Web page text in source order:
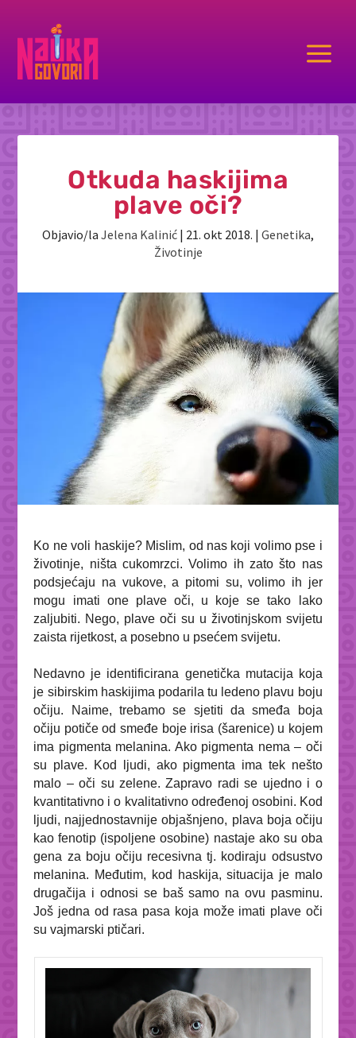
a
Otkuda haskijima
plave oči?
Objavio/la Jelena Kalinić | 21. okt 2018. | Genetika,
Životinje
Ko ne voli haskije? Mislim, od nas koji volimo pse i
životinje, ništa cukomrzci. Volimo ih zato što nas
podsjećaju na vukove, a pitomi su, volimo ih jer
mogu imati one plave oči, u koje se tako lako
zaljubiti. Nego, plave oči su u životinjskom svijetu
zaista rijetkost, a posebno u psećem svijetu.
Nedavno je identificirana genetička mutacija koja
je sibirskim haskijima podarila tu ledeno plavu boju
očiju. Naime, trebamo se sjetiti da smeđa boja
očiju potiče od smeđe boje irisa (šarenice) u kojem
ima pigmenta melanina. Ako pigmenta nema – oči
su plave. Kod ljudi, ako pigmenta ima tek nešto
malo – oči su zelene. Zapravo radi se ujedno i o
kvantitativno i o kvalitativno određenoj osobini. Kod
ljudi, najjednostavnije objašnjeno, plava boja očiju
kao fenotip (ispoljene osobine) nastaje ako su oba
gena za boju očiju recesivna tj. kodiraju odsustvo
melanina. Međutim, kod haskija, situacija je malo
drugačija i odnosi se baš samo na ovu pasminu.
Još jedna od rasa pasa koja može imati plave oči
su vajmarski ptičari.